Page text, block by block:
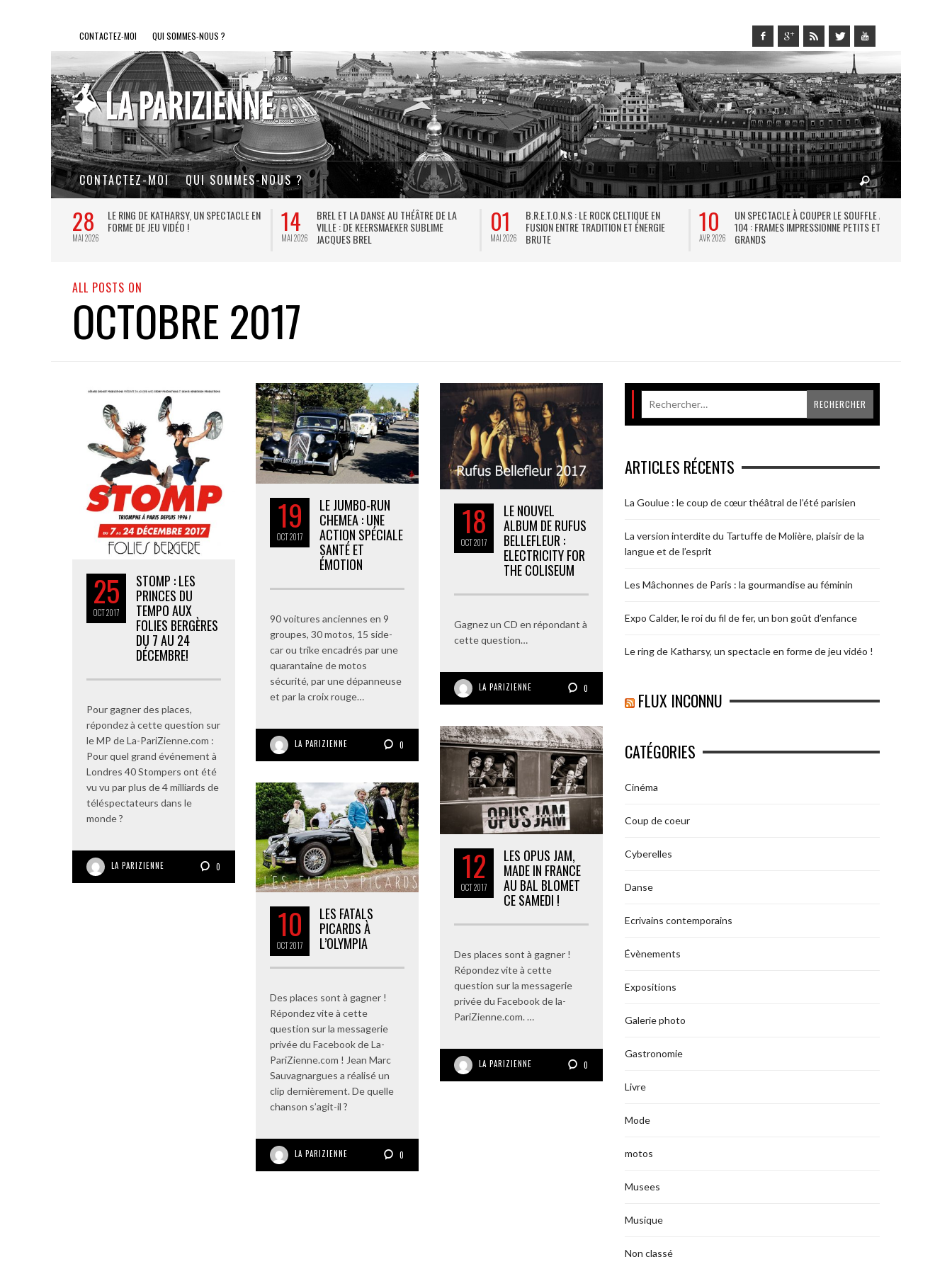
CONTACTEZ-MOI QUI SOMMES-NOUS ?
CONTACTEZ-MOI QUI SOMMES-NOUS ?
28
MAI 2026
LE RING DE KATHARSY, UN SPECTACLE EN
FORME DE JEU VIDÉO !
14
MAI 2026
BREL ET LA DANSE AU THÉÂTRE DE LA
VILLE : DE KEERSMAEKER SUBLIME
JACQUES BREL
01
MAI 2026
B.R.E.T.O.N.S : LE ROCK CELTIQUE EN
FUSION ENTRE TRADITION ET ÉNERGIE
BRUTE
10
AVR 2026
UN SPECTACLE À COUPER LE SOUFFLE AU
104 : FRAMES IMPRESSIONNE PETITS ET
GRANDS
ALL POSTS ON
OCTOBRE 2017
25
OCT2017
STOMP : LES
PRINCES DU
TEMPO AUX
FOLIES BERGÈRES
DU 7 AU 24
DÉCEMBRE!
Pour gagner des places,
répondez à cette question sur
le MP de La-PariZienne.com :
Pour quel grand événement à
Londres 40 Stompers ont été
vu vu par plus de 4 milliards de
téléspectateurs dans le
monde ?
LA PARIZIENNE 0
19
OCT2017
LE JUMBO-RUN
CHEMEA : UNE
ACTION SPÉCIALE
SANTÉ ET
ÉMOTION
90 voitures anciennes en 9
groupes, 30 motos, 15 side-
car ou trike encadrés par une
quarantaine de motos
sécurité, par une dépanneuse
et par la croix rouge…
LA PARIZIENNE 0
18
OCT2017
LE NOUVEL
ALBUM DE RUFUS
BELLEFLEUR :
ELECTRICITY FOR
THE COLISEUM
Gagnez un CD en répondant à
cette question…
LA PARIZIENNE 0
12
OCT2017
LES OPUS JAM,
MADE IN FRANCE
AU BAL BLOMET
CE SAMEDI !
Des places sont à gagner !
Répondez vite à cette
question sur la messagerie
privée du Facebook de la-
PariZienne.com. …
LA PARIZIENNE 0
10
OCT2017
LES FATALS
PICARDS À
L’OLYMPIA
Des places sont à gagner !
Répondez vite à cette
question sur la messagerie
privée du Facebook de La-
PariZienne.com ! Jean Marc
Sauvagnargues a réalisé un
clip dernièrement. De quelle
chanson s’agit-il ?
LA PARIZIENNE 0
ARTICLES RÉCENTS
La Goulue : le coup de cœur théâtral de l’été parisien
La version interdite du Tartuffe de Molière, plaisir de la
langue et de l’esprit
Les Mâchonnes de Paris : la gourmandise au féminin
Expo Calder, le roi du fil de fer, un bon goût d’enfance
Le ring de Katharsy, un spectacle en forme de jeu vidéo !
FLUX INCONNU
CATÉGORIES
Cinéma
Coup de coeur
Cyberelles
Danse
Ecrivains contemporains
Évènements
Expositions
Galerie photo
Gastronomie
Livre
Mode
motos
Musees
Musique
Non classé